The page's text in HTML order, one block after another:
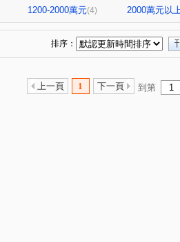
1200-2000萬元(4) 2000萬元以
排序：
上一頁 1 下一頁 到第